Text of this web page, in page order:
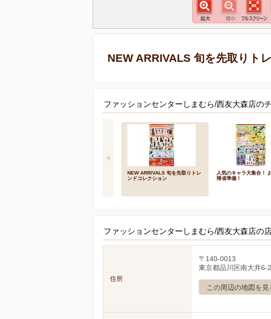
NEW ARRIVALS 旬を先取りト
ファッションセンターしまむら/西友大森店の
NEW ARRIVALS 旬を先取りトレ
ンドコレクション
人気のキャラ大集合！
帰省準備！
ファッションセンターしまむら/西友大森店の
住所
〒140-0013
東京都品川区南大井6-
この周辺の地図を見